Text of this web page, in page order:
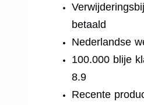
betaald
Nederlandse
100.000 blije
8.9
Recente